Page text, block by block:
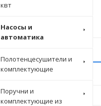
квт
Насосы и
автоматика
Полотенцесушители и
комплектующие
Поручни и
комплектующие из